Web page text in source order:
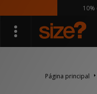
10%
Página principal